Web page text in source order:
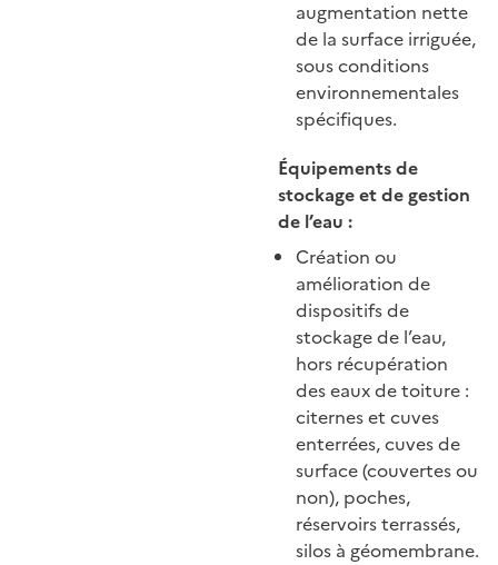
augmentation nette
de la surface irriguée,
sous conditions
environnementales
spécifiques.
Équipements de
stockage et de gestion
de l’eau :
Création ou
amélioration de
dispositifs de
stockage de l’eau,
hors récupération
des eaux de toiture :
citernes et cuves
enterrées, cuves de
surface (couvertes ou
non), poches,
réservoirs terrassés,
silos à géomembrane.